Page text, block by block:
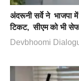
अंदरूनी सर्वे ने भाजपा
टिकट, सीएम को भी
Devbhoomi